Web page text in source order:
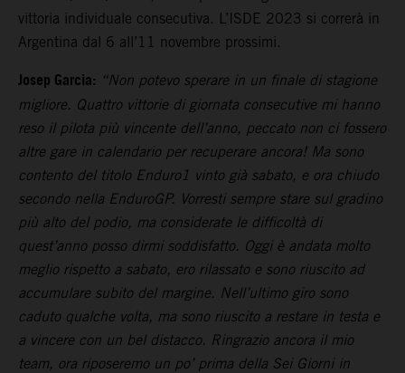
vittoria individuale consecutiva. L’ISDE 2023 si correrà in
Argentina dal 6 all’11 novembre prossimi.
Josep Garcia: “Non potevo sperare in un finale di stagione
migliore. Quattro vittorie di giornata consecutive mi hanno
reso il pilota più vincente dell’anno, peccato non ci fossero
altre gare in calendario per recuperare ancora! Ma sono
contento del titolo Enduro1 vinto già sabato, e ora chiudo
secondo nella EnduroGP. Vorresti sempre stare sul gradino
più alto del podio, ma considerate le difficoltà di
quest’anno posso dirmi soddisfatto. Oggi è andata molto
meglio rispetto a sabato, ero rilassato e sono riuscito ad
accumulare subito del margine. Nell’ultimo giro sono
caduto qualche volta, ma sono riuscito a restare in testa e
a vincere con un bel distacco. Ringrazio ancora il mio
team, ora riposeremo un po’ prima della Sei Giorni in